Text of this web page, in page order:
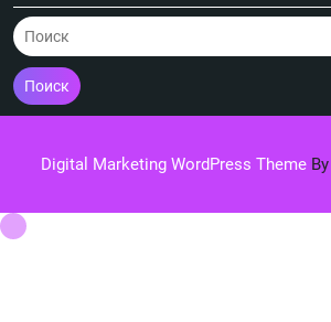
Поиск
Digital Marketing WordPress Theme